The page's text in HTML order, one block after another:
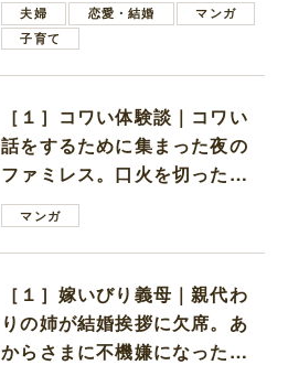
夫婦 恋愛・結婚
マンガ
子育て
［１］コワい体験談｜コワい
話をするために集まった夜の
ファミレス。口火を切ったの
は電車好きの男の子ママ
マンガ
［１］嫁いびり義母｜親代わ
りの姉が結婚挨拶に欠席。あ
からさまに不機嫌になった義